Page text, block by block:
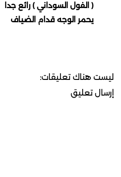
( الفول السوداني ) رائع جدا
يحمر الوجه قدام الضياف
ليست هناك تعليقات:
إرسال تعليق